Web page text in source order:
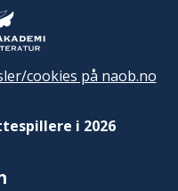
cookies på naob.no
i 2026